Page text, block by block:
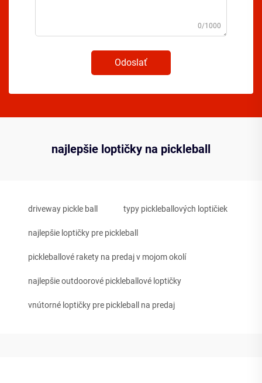
0/1000
Odoslať
najlepšie loptičky na pickleball
driveway pickle ball typy pickleballových loptičiek
najlepšie loptičky pre pickleball
pickleballové rakety na predaj v mojom okolí
najlepšie outdoorové pickleballové loptičky
vnútorné loptičky pre pickleball na predaj